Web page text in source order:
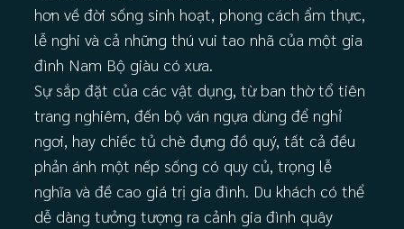
hơn về đời sống sinh hoạt, phong cách ẩm thực,
lễ nghi và cả những thú vui tao nhã của một gia
đình Nam Bộ giàu có xưa.
Sự sắp đặt của các vật dụng, từ ban thờ tổ tiên
trang nghiêm, đến bộ ván ngựa dùng để nghỉ
ngơi, hay chiếc tủ chè đựng đồ quý, tất cả đều
phản ánh một nếp sống có quy củ, trọng lễ
nghĩa và đề cao giá trị gia đình. Du khách có thể
dễ dàng tưởng tượng ra cảnh gia đình quây